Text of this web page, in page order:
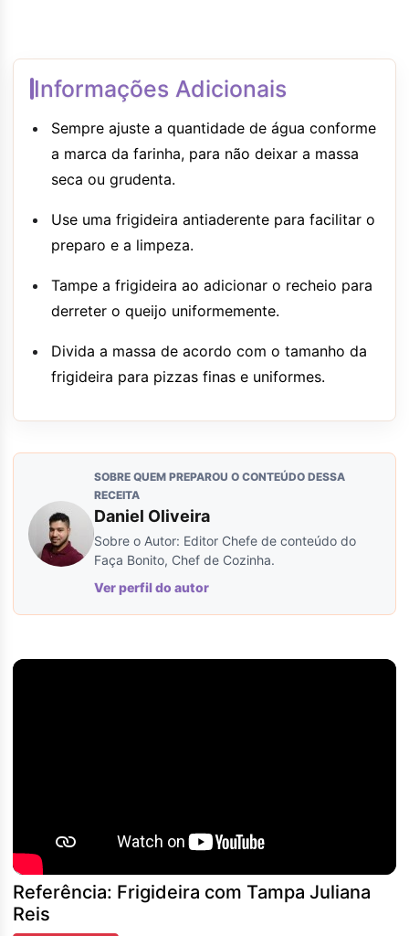
Informações Adicionais
Sempre ajuste a quantidade de água conforme
a marca da farinha, para não deixar a massa
seca ou grudenta.
Use uma frigideira antiaderente para facilitar o
preparo e a limpeza.
Tampe a frigideira ao adicionar o recheio para
derreter o queijo uniformemente.
Divida a massa de acordo com o tamanho da
frigideira para pizzas finas e uniformes.
SOBRE QUEM PREPAROU O CONTEÚDO DESSA
RECEITA
Daniel Oliveira
Sobre o Autor: Editor Chefe de conteúdo do
Faça Bonito, Chef de Cozinha.
Ver perfil do autor
Referência: Frigideira com Tampa Juliana
Reis